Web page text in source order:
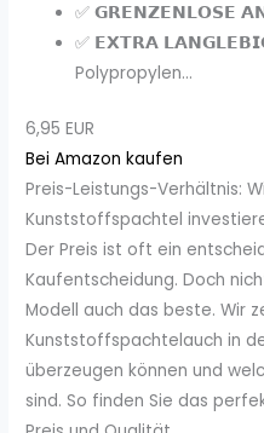
✅ 𝗚𝗥𝗘𝗡𝗭𝗘𝗡𝗟𝗢𝗦𝗘
✅ 𝗘𝗫𝗧𝗥𝗔 𝗟𝗔𝗡𝗚𝗟𝗘𝗕𝗜𝗚
Polypropylen...
6,95 EUR
Bei Amazon kaufen
Preis-Leistungs-Verhältnis:
Kunststoffspachtel
Der Preis ist oft ein
Kaufentscheidung. Doch
Modell auch das beste. Wir
Kunststoffspachtelauch in
überzeugen können und
sind. So finden Sie das